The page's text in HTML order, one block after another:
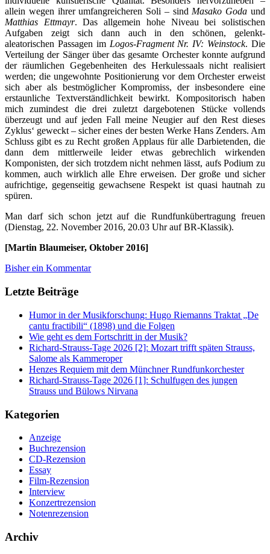
allein wegen ihrer umfangreicheren Soli – sind Masako Goda und
Matthias Ettmayr. Das allgemein hohe Niveau bei solistischen
Aufgaben zeigt sich dann auch in den schönen, gelenkt-
aleatorischen Passagen im Logos-Fragment Nr. IV: Weinstock. Die
Verteilung der Sänger über das gesamte Orchester konnte aufgrund
der räumlichen Gegebenheiten des Herkulessaals nicht realisiert
werden; die ungewohnte Positionierung vor dem Orchester erweist
sich aber als bestmöglicher Kompromiss, der insbesondere eine
erstaunliche Textverständlichkeit bewirkt. Kompositorisch haben
mich zumindest die drei zuletzt dargebotenen Stücke vollends
überzeugt und auf jeden Fall meine Neugier auf den Rest dieses
Zyklus‘ geweckt – sicher eines der besten Werke Hans Zenders. Am
Schluss gibt es zu Recht großen Applaus für alle Darbietenden, die
dann dem mittlerweile leider etwas gebrechlich wirkenden
Komponisten, der sich trotzdem nicht nehmen lässt, aufs Podium zu
kommen, auch wirklich alle Ehre erweisen. Der große und sicher
aufrichtige, gegenseitig gewachsene Respekt ist quasi hautnah zu
spüren.
Man darf sich schon jetzt auf die Rundfunkübertragung freuen
(Dienstag, 22. November 2016, 20.03 Uhr auf BR-Klassik).
[Martin Blaumeiser, Oktober 2016]
Bisher ein Kommentar
Letzte Beiträge
Humor in der Musikforschung: Hugo Riemanns Traktat „De
cantu fractibili“ (1898) und die Folgen
Wie geht es dem Fortschritt in der Musik?
Richard-Strauss-Tage 2026 [2]: Mozart trifft späten Strauss,
Salome als Kammeroper
Henzes Requiem mit dem Münchner Rundfunkorchester
Richard-Strauss-Tage 2026 [1]: Schulfugen des jungen
Strauss und Bülows Nirvana
Kategorien
Anzeige
Buchrezension
CD-Rezension
Essay
Film-Rezension
Interview
Konzertrezension
Notenrezension
Archiv